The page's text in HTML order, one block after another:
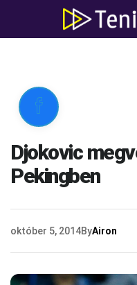

Djokovic
Pekingben
október 5, 2014ByAiron